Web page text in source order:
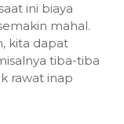
ini biaya
mahal.
kita dapat
tiba-tiba
rawat inap